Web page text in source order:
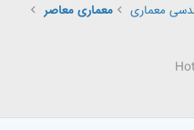
معماری معماری معاصر